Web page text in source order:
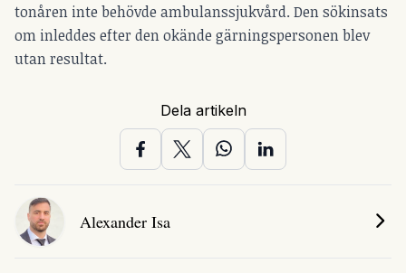
tonåren inte behövde ambulanssjukvård. Den sökinsats
om inleddes efter den okände gärningspersonen blev
utan resultat.
Dela artikeln
Alexander Isa